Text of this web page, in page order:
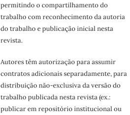
permitindo o compartilhamento do
trabalho com reconhecimento da autoria
do trabalho e publicação inicial nesta
revista.
Autores têm autorização para assumir
contratos adicionais separadamente, para
distribuição não-exclusiva da versão do
trabalho publicada nesta revista (ex.:
publicar em repositório institucional ou